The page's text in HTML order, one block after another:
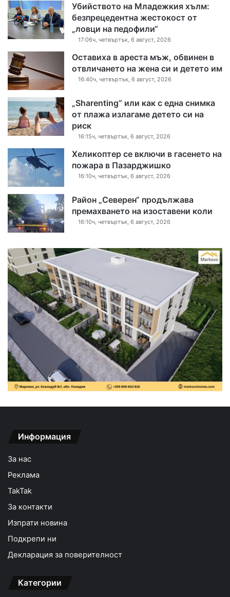
Убийството на Младежкия хълм:
безпрецедентна жестокост от
„ловци на педофили“
17:06ч, четвъртък, 6 август, 2026
Оставиха в ареста мъж, обвинен в
отвличането на жена си и детето им
16:40ч, четвъртък, 6 август, 2026
„Sharenting“ или как с една снимка
от плажа излагаме детето си на
риск
16:15ч, четвъртък, 6 август, 2026
Хеликоптер се включи в гасенето на
пожара в Пазарджишко
16:10ч, четвъртък, 6 август, 2026
Район „Северен“ продължава
премахването на изоставени коли
16:10ч, четвъртък, 6 август, 2026
Информация
За нас
Реклама
TakTak
За контакти
Изпрати новина
Подкрепи ни
Декларация за поверителност
Категории